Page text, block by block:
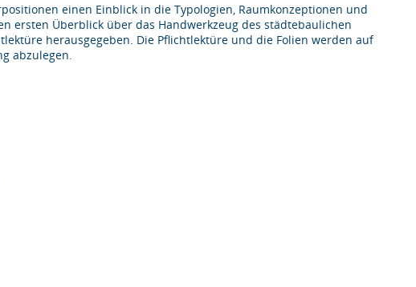
einen Einblick in die Typologien, Raumkonzeptionen und
ersten Überblick über das Handwerkzeug des städtebaulichen
herausgegeben. Die Pflichtlektüre und die Folien werden auf
abzulegen.